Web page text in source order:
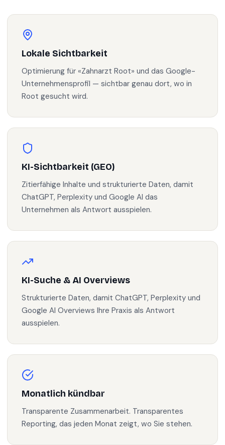
Lokale Sichtbarkeit
Optimierung für «Zahnarzt Root» und das Google-
Unternehmensprofil — sichtbar genau dort, wo in
Root gesucht wird.
KI-Sichtbarkeit (GEO)
Zitierfähige Inhalte und strukturierte Daten, damit
ChatGPT, Perplexity und Google AI das
Unternehmen als Antwort ausspielen.
KI-Suche & AI Overviews
Strukturierte Daten, damit ChatGPT, Perplexity und
Google AI Overviews Ihre Praxis als Antwort
ausspielen.
Monatlich kündbar
Transparente Zusammenarbeit. Transparentes
Reporting, das jeden Monat zeigt, wo Sie stehen.